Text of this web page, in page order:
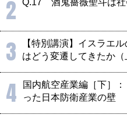
2 Q.17 酒鬼薔薇聖斗は社
3
【特別講演】イスラエ
はどう変遷してきたか（
4
国内航空産業編［下］
った日本防衛産業の壁